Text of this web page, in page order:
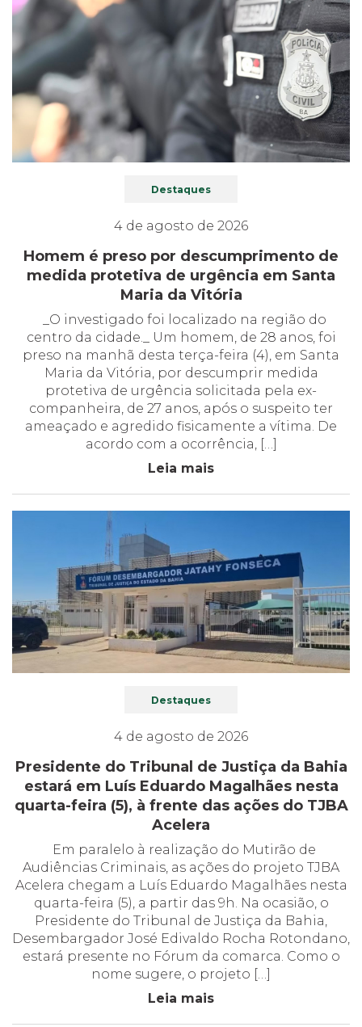
Destaques
4 de agosto de 2026
Homem é preso por descumprimento de
medida protetiva de urgência em Santa
Maria da Vitória
_O investigado foi localizado na região do
centro da cidade._ Um homem, de 28 anos, foi
preso na manhã desta terça-feira (4), em Santa
Maria da Vitória, por descumprir medida
protetiva de urgência solicitada pela ex-
companheira, de 27 anos, após o suspeito ter
ameaçado e agredido fisicamente a vítima. De
acordo com a ocorrência, […]
Leia mais
Destaques
4 de agosto de 2026
Presidente do Tribunal de Justiça da Bahia
estará em Luís Eduardo Magalhães nesta
quarta-feira (5), à frente das ações do TJBA
Acelera
Em paralelo à realização do Mutirão de
Audiências Criminais, as ações do projeto TJBA
Acelera chegam a Luís Eduardo Magalhães nesta
quarta-feira (5), a partir das 9h. Na ocasião, o
Presidente do Tribunal de Justiça da Bahia,
Desembargador José Edivaldo Rocha Rotondano,
estará presente no Fórum da comarca. Como o
nome sugere, o projeto […]
Leia mais